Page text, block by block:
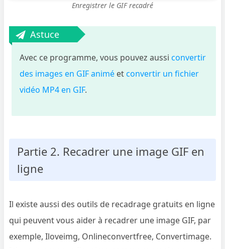
Enregistrer le GIF recadré
Astuce
Avec ce programme, vous pouvez aussiconvertir
des images en GIF animé etconvertir un fichier
vidéo MP4 en GIF.
Partie 2. Recadrer une image GIF en
ligne
Il existe aussi des outils de recadrage gratuits en ligne
qui peuvent vous aider à recadrer une image GIF, par
exemple, Iloveimg, Onlineconvertfree, Convertimage.